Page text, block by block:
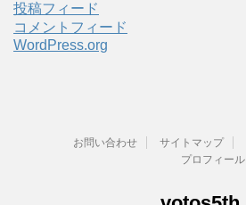
投稿フィード
コメントフィード
WordPress.org
お問い合わせ サイトマップ
プロフィール